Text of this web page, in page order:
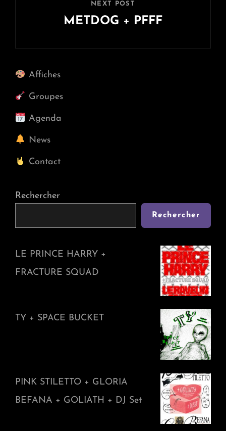
NEXT POST
METDOG + PFFF
Post
Affiches
Groupes
Agenda
News
Contact
Rechercher
Rechercher
LE PRINCE HARRY +
FRACTURE SQUAD
TY + SPACE BUCKET
PINK STILETTO + GLORIA
BEFANA + GOLIATH + DJ Set